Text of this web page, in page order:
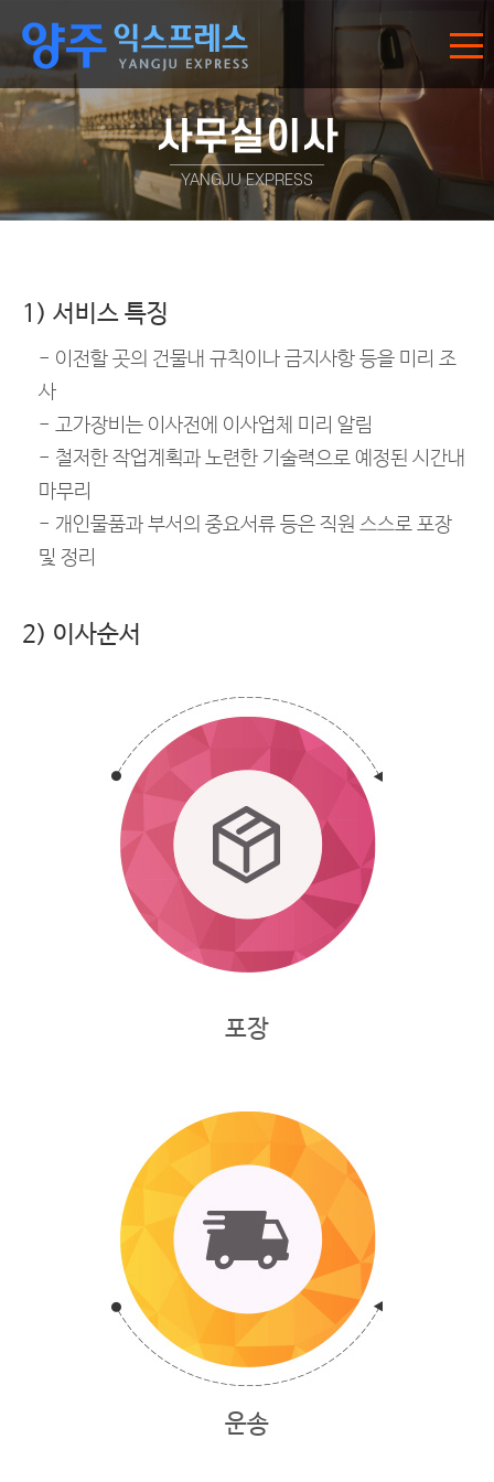
사무실이사
YANGJU EXPRESS
1) 서비스 특징
- 이전할 곳의 건물내 규칙이나 금지사항 등을 미리 조
사
- 고가장비는 이사전에 이사업체 미리 알림
- 철저한 작업계획과 노련한 기술력으로 예정된 시간내
마무리
- 개인물품과 부서의 중요서류 등은 직원 스스로 포장
및 정리
2) 이사순서
포장
운송